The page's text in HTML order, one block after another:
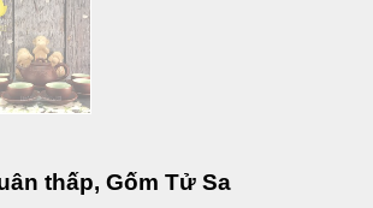
thấp, Gốm Tử Sa